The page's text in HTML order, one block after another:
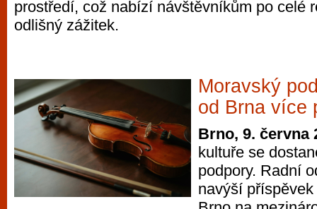
prostředí, což nabízí návštěvníkům po celé
odlišný zážitek.
Moravský
od Brna více
Brno, 9. června
kultuře se
podpory. Radní
navýší